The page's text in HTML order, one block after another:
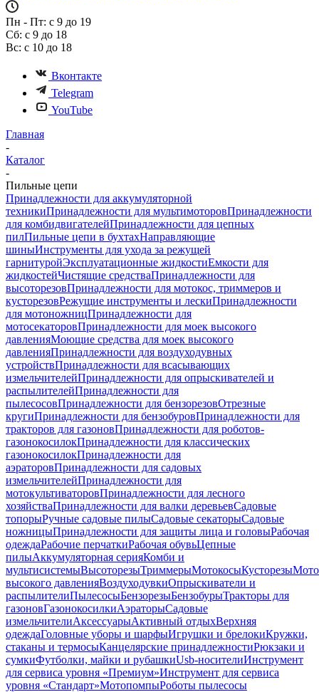
Пн - Пт: с 9 до 19
Сб: с 9 до 18
Вс: с 10 до 18
Вконтакте
Telegram
YouTube
Главная
-
Каталог
-
Пильные цепи
Принадлежности для аккумуляторной
техникиПринадлежности для мультимоторовПринадлежности
для комбидвигателейПринадлежности для цепных
пилПильные цепи в бухтахНаправляющие
шиныИнструменты для ухода за режущей
гарнитуройЭксплуатационные жидкостиЕмкости для
жидкостейЧистящие средстваПринадлежности для
высоторезовПринадлежности для мотокос, триммеров и
кусторезовРежущие инструменты и лескиПринадлежности
для мотоножницПринадлежности для
мотосекаторовПринадлежности для моек высокого
давленияМоющие средства для моек высокого
давленияПринадлежности для воздуходувных
устройствПринадлежности для всасывающих
измельчителейПринадлежности для опрыскивателей и
распылителейПринадлежности для
пылесосовПринадлежности для бензорезовОтрезные
кругиПринадлежности для бензобуровПринадлежности для
тракторов для газоновПринадлежности для роботов-
газонокосилокПринадлежности для классических
газонокосилокПринадлежности для
аэраторовПринадлежности для садовых
измельчителейПринадлежности для
мотокультиваторовПринадлежности для лесного
хозяйстваПринадлежности для валки деревьевСадовые
топорыРучные садовые пилыСадовые секаторыСадовые
ножницыПринадлежности для защиты лица и головыРабочая
одеждаРабочие перчаткиРабочая обувьЦепные
пилыАккумуляторная серияКомби и
мультисистемыВысоторезыТриммерыМотокосыКусторезы
высокого давленияВоздуходувкиОпрыскиватели и
распылителиПылесосыБензорезыБензобурыТракторы для
газоновГазонокосилкиАэраторыСадовые
измельчителиАксессуарыАктивный отдыхВерхняя
одеждаГоловные уборы и шарфыИгрушки и брелокиКружки,
стаканы и термосыКанцелярские принадлежностиРюкзаки и
сумкиФутболки, майки и рубашкиUsb-носителиИнструмент
для сервиса уровня «Премиум»Инструмент для сервиса
уровня «Стандарт»МотопомпыРоботы пылесосы